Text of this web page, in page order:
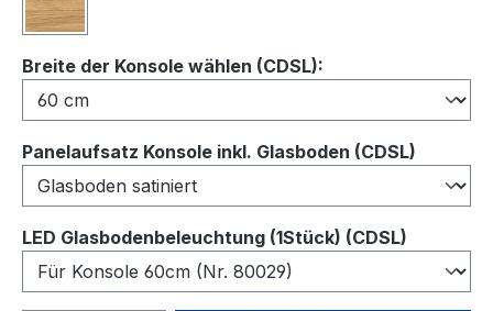
Wildeiche
Breite der Konsole wählen (CDSL):
Panelaufsatz Konsole inkl. Glasboden (CDSL)
LED Glasbodenbeleuchtung (1Stück) (CDSL)